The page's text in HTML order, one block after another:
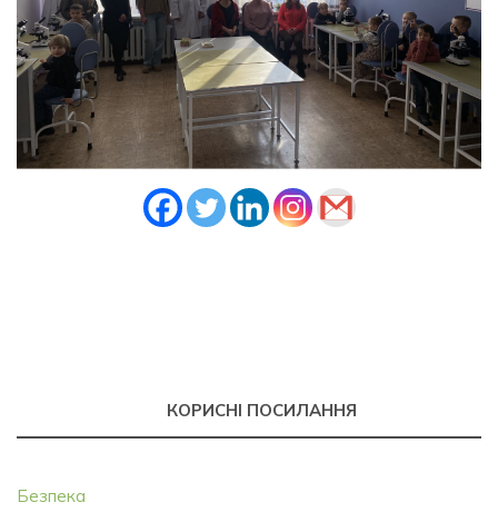
КОРИСНІ ПОСИЛАННЯ
Безпека